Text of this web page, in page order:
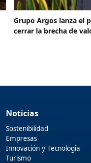
Grupo Argos lanza el
cerrar la brecha de
Noticias
Sostenibilidad
Empresas
Innovación y Tecnologia
Turismo